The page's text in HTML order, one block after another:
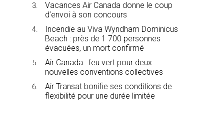
Vacances Air Canada donne le coup
d’envoi à son concours
Incendie au Viva Wyndham Dominicus
Beach : près de 1 700 personnes
évacuées, un mort confirmé
Air Canada : feu vert pour deux
nouvelles conventions collectives
Air Transat bonifie ses conditions de
flexibilité pour une durée limitée